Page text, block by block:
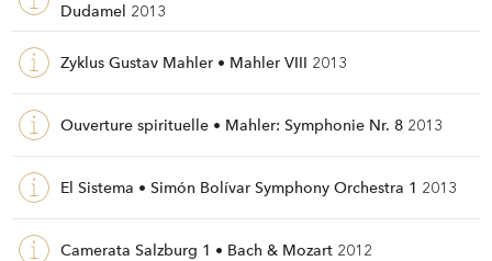
Dudamel 2013
Zyklus Gustav Mahler • Mahler VIII 2013
Ouverture spirituelle • Mahler: Symphonie Nr. 8 2013
El Sistema • Simón Bolívar Symphony Orchestra 1 2013
Camerata Salzburg 1 • Bach & Mozart 2012